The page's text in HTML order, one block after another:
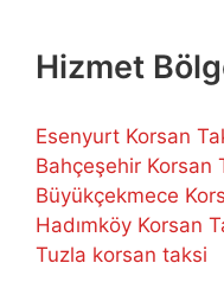
Hizmet
Esenyurt Korsan
Bahçeşehir Korsan
Büyükçekmece
Hadımköy Korsan
Tuzla korsan taksi